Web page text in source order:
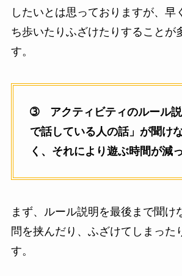
したいとは思っておりますが、早
ち歩いたりふざけたりすることが
す。
➂ アクティビティのルール
で話している人の話」が聞け
く、それにより遊ぶ時間が減
まず、ルール説明を最後まで聞け
問を挟んだり、ふざけてしまった
す。